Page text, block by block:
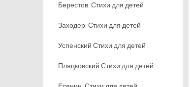
Берестов. Стихи для детей
Заходер. Стихи для детей
Успенский Стихи для детей
Пляцковский Стихи для детей